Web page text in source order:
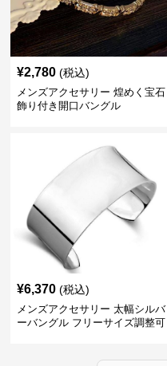
¥2,780 (税込)
メンズアクセサリー 煌めく宝石
飾り付き開口バングル
¥6,370 (税込)
メンズアクセサリー 太幅シルバ
ーバングル フリーサイズ調整可